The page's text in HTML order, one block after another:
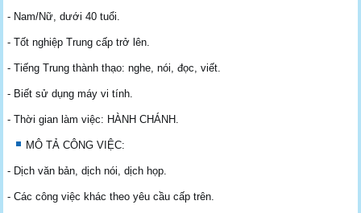
- Nam/Nữ, dưới 40 tuổi.
- Tốt nghiệp Trung cấp trở lên.
- Tiếng Trung thành thạo: nghe, nói, đọc, viết.
- Biết sử dụng máy vi tính.
- Thời gian làm việc: HÀNH CHÁNH.
MÔ TẢ CÔNG VIỆC:
- Dịch văn bản, dịch nói, dịch họp.
- Các công việc khác theo yêu cầu cấp trên.